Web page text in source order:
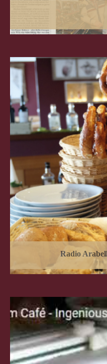
Radio